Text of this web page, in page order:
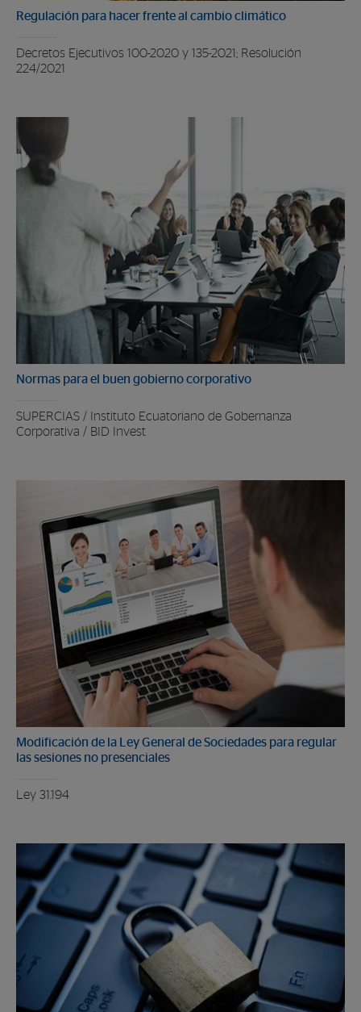
Regulación para hacer frente al cambio climático
Decretos Ejecutivos 100-2020 y 135-2021; Resolución
224/2021
Normas para el buen gobierno corporativo
SUPERCIAS / Instituto Ecuatoriano de Gobernanza
Corporativa / BID Invest
Modificación de la Ley General de Sociedades para regular
las sesiones no presenciales
Ley 31.194